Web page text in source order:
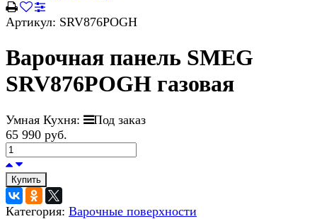
Артикул: SRV876POGH
Варочная панель SMEG
SRV876POGH газовая
Умная Кухня:
Под заказ
65 990 руб.
Купить
Категория: Варочные поверхности